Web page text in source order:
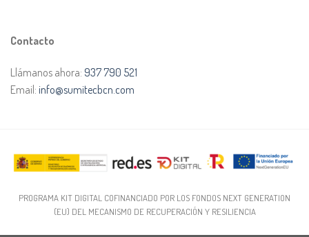
Contacto
Llámanos ahora: 937 790 521
Email: info@sumitecbcn.com
PROGRAMA KIT DIGITAL COFINANCIADO POR LOS FONDOS NEXT GENERATION
(EU) DEL MECANISMO DE RECUPERACIÓN Y RESILIENCIA